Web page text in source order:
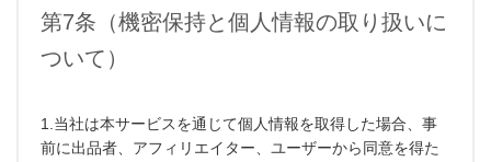
第7条（機密保持と個人情報の取り扱いに
ついて）
1.当社は本サービスを通じて個人情報を取得した場合、事
前に出品者、アフィリエイター、ユーザーから同意を得た